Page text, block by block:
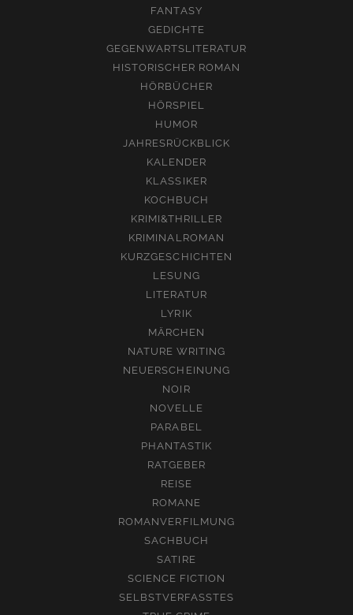
FANTASY
GEDICHTE
GEGENWARTSLITERATUR
HISTORISCHER ROMAN
HÖRBÜCHER
HÖRSPIEL
HUMOR
JAHRESRÜCKBLICK
KALENDER
KLASSIKER
KOCHBUCH
KRIMI&THRILLER
KRIMINALROMAN
KURZGESCHICHTEN
LESUNG
LITERATUR
LYRIK
MÄRCHEN
NATURE WRITING
NEUERSCHEINUNG
NOIR
NOVELLE
PARABEL
PHANTASTIK
RATGEBER
REISE
ROMANE
ROMANVERFILMUNG
SACHBUCH
SATIRE
SCIENCE FICTION
SELBSTVERFASSTES